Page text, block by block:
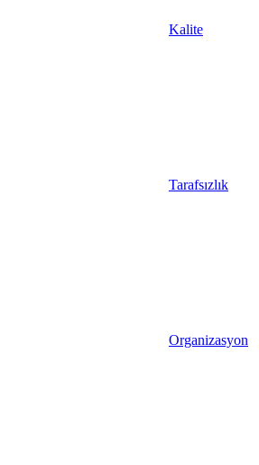
Kalite
Tarafsızlık
Organizasyon